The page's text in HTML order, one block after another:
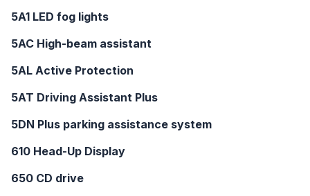
5A1 LED fog lights
5AC High-beam assistant
5AL Active Protection
5AT Driving Assistant Plus
5DN Plus parking assistance system
610 Head-Up Display
650 CD drive